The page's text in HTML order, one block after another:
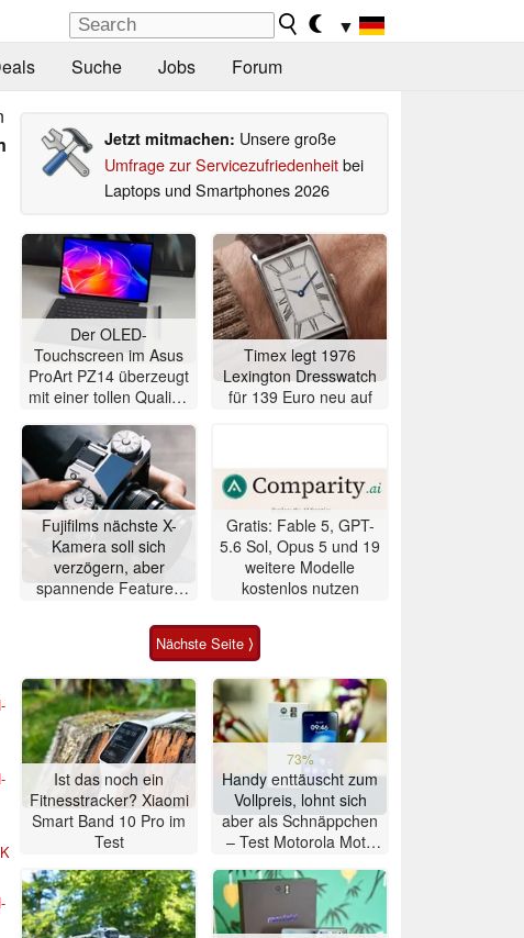
▼
Suche Jobs Forum
Jetzt mitmachen: Unsere große
Umfrage zur Servicezufriedenheitbei
Laptops und Smartphones 2026
Der OLED-
Touchscreen im Asus
ProArt PZ14 überzeugt
mit einer tollen Qualität
Bildeindruck
Timex legt 1976
Lexington Dresswatch
für 139 Euro neu auf
Fujifilms nächste X-
Kamera soll sich
verzögern, aber
spannende Features
Gratis: Fable 5, GPT-
5.6 Sol, Opus 5 und 19
weitere Modelle
kostenlos nutzen
Nächste Seite ⟩
Ist das noch ein
Fitnesstracker? Xiaomi
Smart Band 10 Pro im
Test
73%
Handy enttäuscht zum
Vollpreis, lohnt sich
aber als Schnäppchen
– Test Motorola Moto